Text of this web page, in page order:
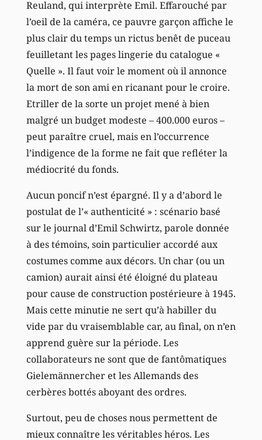
Reuland, qui interprète Emil. Effarouché par
l’oeil de la caméra, ce pauvre garçon affiche le
plus clair du temps un rictus benêt de puceau
feuilletant les pages lingerie du catalogue «
Quelle ». Il faut voir le moment où il annonce
la mort de son ami en ricanant pour le croire.
Etriller de la sorte un projet mené à bien
malgré un budget modeste – 400.000 euros –
peut paraître cruel, mais en l’occurrence
l’indigence de la forme ne fait que refléter la
médiocrité du fonds.
Aucun poncif n’est épargné. Il y a d’abord le
postulat de l’« authenticité » : scénario basé
sur le journal d’Emil Schwirtz, parole donnée
à des témoins, soin particulier accordé aux
costumes comme aux décors. Un char (ou un
camion) aurait ainsi été éloigné du plateau
pour cause de construction postérieure à 1945.
Mais cette minutie ne sert qu’à habiller du
vide par du vraisemblable car, au final, on n’en
apprend guère sur la période. Les
collaborateurs ne sont que de fantômatiques
Gielemännercher et les Allemands des
cerbères bottés aboyant des ordres.
Surtout, peu de choses nous permettent de
mieux connaître les véritables héros. Les